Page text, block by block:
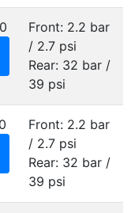
Front: 2.2 bar
/ 2.7 psi
Rear: 32 bar /
39 psi
Front: 2.2 bar
/ 2.7 psi
Rear: 32 bar /
39 psi